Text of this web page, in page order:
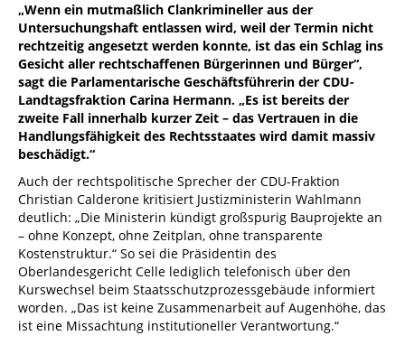
„Wenn ein mutmaßlich Clankrimineller aus der
Untersuchungshaft entlassen wird, weil der Termin nicht
rechtzeitig angesetzt werden konnte, ist das ein Schlag ins
Gesicht aller rechtschaffenen Bürgerinnen und Bürger“,
sagt die Parlamentarische Geschäftsführerin der CDU-
Landtagsfraktion Carina Hermann. „Es ist bereits der
zweite Fall innerhalb kurzer Zeit – das Vertrauen in die
Handlungsfähigkeit des Rechtsstaates wird damit massiv
beschädigt.“
Auch der rechtspolitische Sprecher der CDU-Fraktion
Christian Calderone kritisiert Justizministerin Wahlmann
deutlich: „Die Ministerin kündigt großspurig Bauprojekte an
– ohne Konzept, ohne Zeitplan, ohne transparente
Kostenstruktur.“ So sei die Präsidentin des
Oberlandesgericht Celle lediglich telefonisch über den
Kurswechsel beim Staatsschutzprozessgebäude informiert
worden. „Das ist keine Zusammenarbeit auf Augenhöhe, das
ist eine Missachtung institutioneller Verantwortung.“